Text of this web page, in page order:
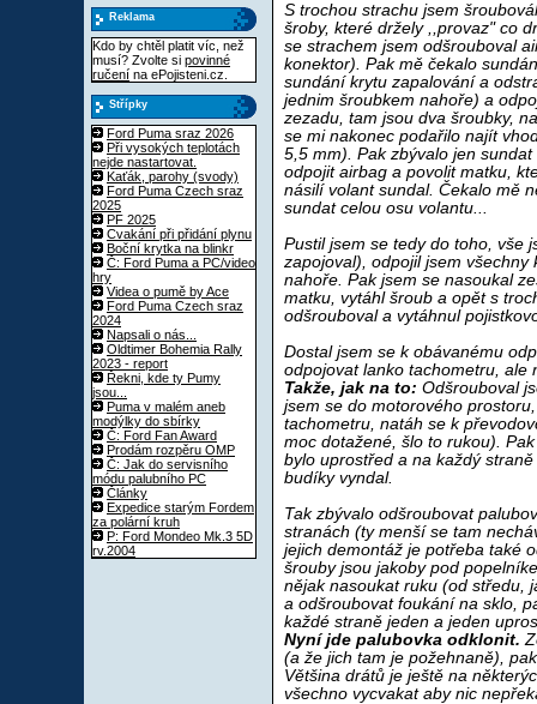
Reklama
Kdo by chtěl platit víc, než
musí? Zvolte si povinné
ručení na ePojisteni.cz.
Střípky
Ford Puma sraz 2026
Při vysokých teplotách
nejde nastartovat.
Kaťák, parohy (svody)
Ford Puma Czech sraz
2025
PF 2025
Cvakání při přidání plynu
Boční krytka na blinkr
Č: Ford Puma a PC/video
hry
Videa o pumě by Ace
Ford Puma Czech sraz
2024
Napsali o nás...
Oldtimer Bohemia Rally
2023 - report
Řekni, kde ty Pumy
jsou...
Puma v malém aneb
modýlky do sbírky
Č: Ford Fan Award
Prodám rozpěru OMP
Č: Jak do servisního
módu palubního PC
Články
Expedice starým Fordem
za polární kruh
P: Ford Mondeo Mk.3 5D
rv.2004
S trochou strachu jsem
šroby, které držely ,,provaz" co
se strachem jsem odšrouboval
konektor). Pak mě čekalo
sundání krytu zapalování a
jednim šroubkem nahoře) a
zezadu, tam jsou dva šroubky,
se mi nakonec podařilo najít
5,5 mm). Pak zbývalo jen
odpojit airbag a povolit matku,
násilí volant sundal. Čekalo mě
sundat celou osu volantu...
Pustil jsem se tedy do toho, vše
zapojoval), odpojil jsem všechny
nahoře. Pak jsem se nasoukal
matku, vytáhl šroub a opět s
odšrouboval a vytáhnul
Dostal jsem se k obávanému
odpojovat lanko tachometru, ale
Takže, jak na to: Odšrouboval
jsem se do motorového
tachometru, natáh se k
moc dotažené, šlo to rukou).
bylo uprostřed a na každý
budíky vyndal.
Tak zbývalo odšroubovat
stranách (ty menší se tam
jejich demontáž je potřeba také
šrouby jsou jakoby pod
nějak nasoukat ruku (od středu,
a odšroubovat foukání na sklo,
každé straně jeden a jeden
Nyní jde palubovka odklonit.
(a že jich tam je požehnaně),
Většina drátů je ještě na
všechno vycvakat aby nic